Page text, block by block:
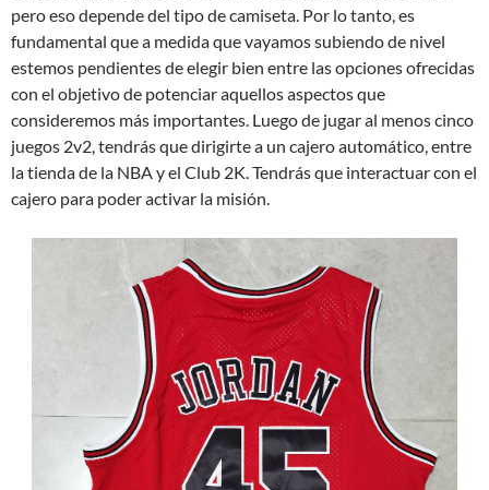
pero eso depende del tipo de camiseta. Por lo tanto, es
fundamental que a medida que vayamos subiendo de nivel
estemos pendientes de elegir bien entre las opciones ofrecidas
con el objetivo de potenciar aquellos aspectos que
consideremos más importantes. Luego de jugar al menos cinco
juegos 2v2, tendrás que dirigirte a un cajero automático, entre
la tienda de la NBA y el Club 2K. Tendrás que interactuar con el
cajero para poder activar la misión.